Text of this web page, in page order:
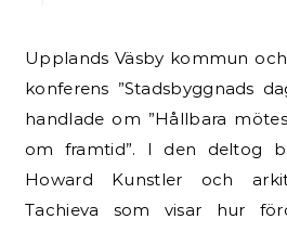
Upplands Väsby kommun och KTH höll nyligen en
konferens ”Stadsbyggnads
handlade om ”Hållbara
om framtid”. I den deltog
Howard Kunstler och
Tachieva som visar hur